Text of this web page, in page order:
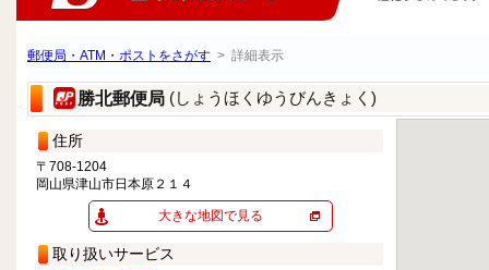
郵便局・ATM・ポストをさがす > 詳細表示
勝北郵便局 (しょうほくゆうびんきょく)
住所
〒708-1204
岡山県津山市日本原２１４
大きな地図で見る
取り扱いサービス